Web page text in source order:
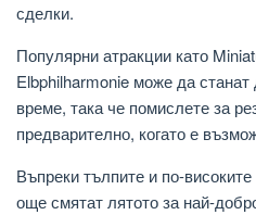
сделки.
Популярни атракции като
Elbphilharmonie може да станат
време, така че помислете за
предварително, когато е
Въпреки тълпите и по-
още смятат лятото за най-